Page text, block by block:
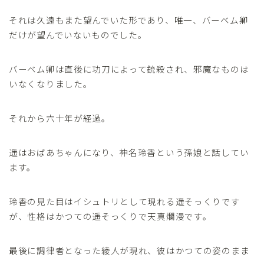
それは久遠もまた望んでいた形であり、唯一、バーベム卿
だけが望んでいないものでした。
バーベム卿は直後に功刀によって銃殺され、邪魔なものは
いなくなりました。
それから六十年が経過。
遥はおばあちゃんになり、神名玲香という孫娘と話してい
ます。
玲香の見た目はイシュトリとして現れる遥そっくりです
が、性格はかつての遥そっくりで天真爛漫です。
最後に調律者となった綾人が現れ、彼はかつての姿のまま